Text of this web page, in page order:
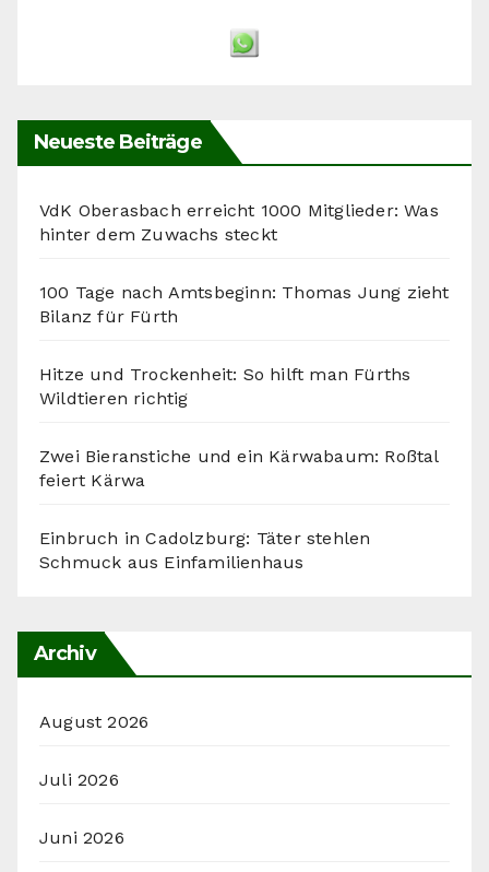
Neueste Beiträge
VdK Oberasbach erreicht 1000 Mitglieder: Was
hinter dem Zuwachs steckt
100 Tage nach Amtsbeginn: Thomas Jung zieht
Bilanz für Fürth
Hitze und Trockenheit: So hilft man Fürths
Wildtieren richtig
Zwei Bieranstiche und ein Kärwabaum: Roßtal
feiert Kärwa
Einbruch in Cadolzburg: Täter stehlen
Schmuck aus Einfamilienhaus
Archiv
August 2026
Juli 2026
Juni 2026